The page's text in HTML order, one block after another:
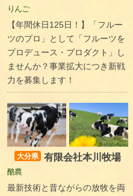
りんご
【年間休日125日！】「フルー
ツのプロ」として「フルーツを
プロデュース・プロダクト」し
ませんか？事業拡大につき新戦
力を募集します！
大分県 有限会社本川牧場
酪農
最新技術と昔ながらの放牧を両